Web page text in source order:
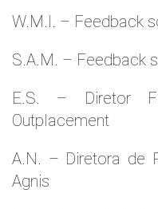
W.M.l. – Feedback
S.A.M. – Feedback
E.S. – Diretor
Outplacement
A.N. – Diretora de
Agnis